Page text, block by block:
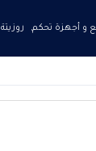
و أجهزة تحكم, روزيتة